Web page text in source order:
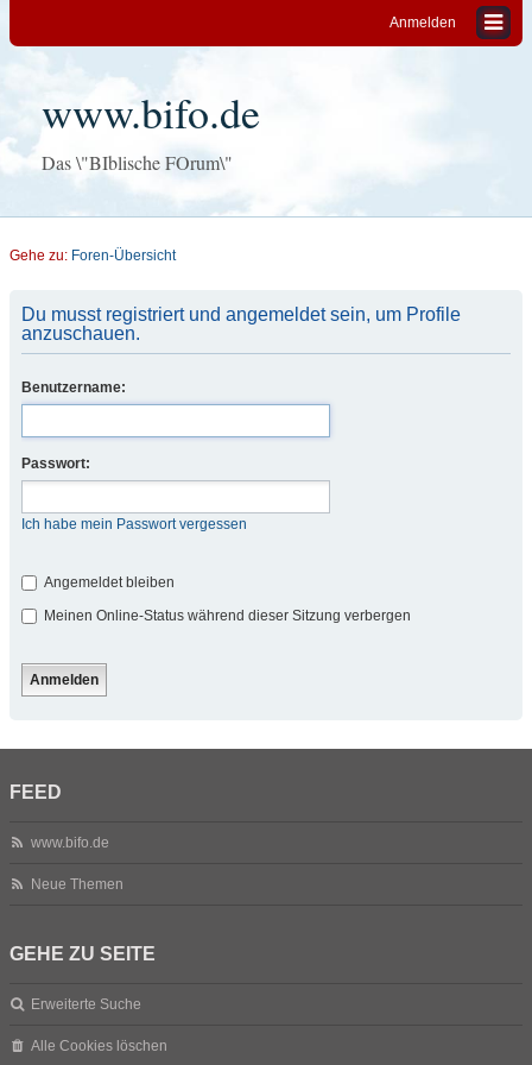
Anmelden
www.bifo.de
Das \"BIblische FOrum\"
Gehe zu: Foren-Übersicht
Du musst registriert und angemeldet sein, um Profile
anzuschauen.
Benutzername:
Passwort:
Ich habe mein Passwort vergessen
Angemeldet bleiben
Meinen Online-Status während dieser Sitzung verbergen
FEED
www.bifo.de
Neue Themen
GEHE ZU SEITE
Erweiterte Suche
Alle Cookies löschen